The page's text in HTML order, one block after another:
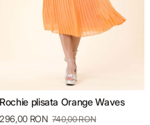
Rochie plisata Orange Waves
296,00 RON 740,00 RON